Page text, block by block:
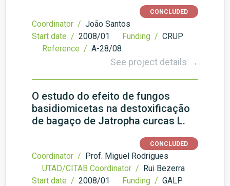
CONCLUDED
Coordinator / João Santos
Start date / 2008/01 Funding / CRUP
Reference / A-28/08
See project details →
O estudo do efeito de fungos
basidiomicetas na destoxificação
de bagaço de Jatropha curcas L.
CONCLUDED
Coordinator / Prof. Miguel Rodrigues
UTAD/CITAB Coordinator / Rui Bezerra
Start date / 2008/01 Funding / GALP